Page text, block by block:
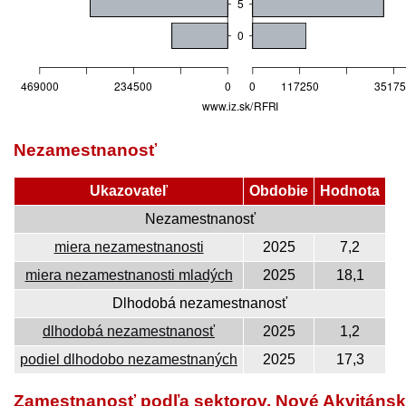
Nezamestnanosť
Ukazovateľ Obdobie
Hodnota
Nezamestnanosť
miera nezamestnanosti
2025
7,2
miera nezamestnanosti mladých
2025
18,1
Dlhodobá nezamestnanosť
dlhodobá nezamestnanosť
2025
1,2
podiel dlhodobo nezamestnaných
2025 17,3
Zamestnanosť podľa sektorov, Nové